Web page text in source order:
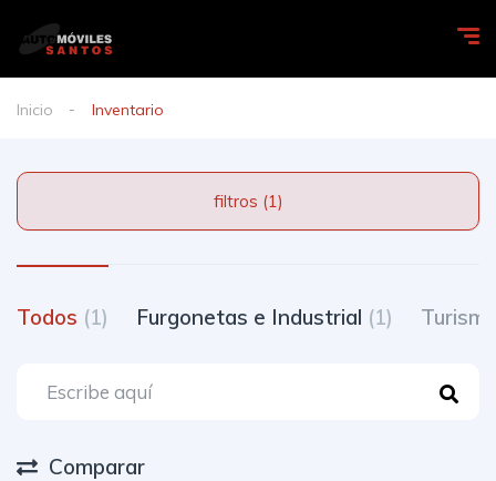
Inicio Inventario
filtros (1)
Todos (1) Furgonetas e Industrial (1)
Comparar